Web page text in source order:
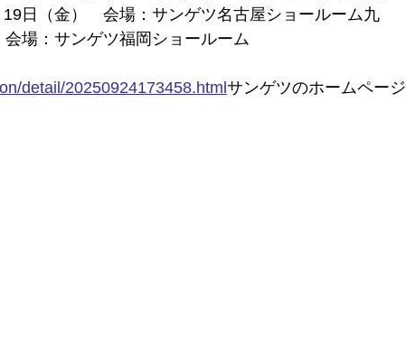
日（金）　会場：サンゲツ名古屋ショールーム九
場：サンゲツ福岡ショールーム
detail/20250924173458.html サンゲツのホームページ